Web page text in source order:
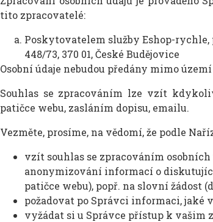
tito zpracovatelé:
Poskytovatelem služby Eshop-rychle,
448/73, 370 01, České Budějovice
Osobní údaje nebudou předány mimo území
Souhlas se zpracováním lze vzít
patičce webu, zasláním dopisu, emailu.
Vezměte, prosíme, na vědomí, že podle
vzít souhlas se zpracováním
anonymizování informací o
patičce webu), popř. na slovní
požadovat po Správci informaci, jaké
vyžádat si u Správce přístup k vašim